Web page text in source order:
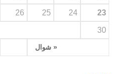
« شوال
23
24
25
26
30